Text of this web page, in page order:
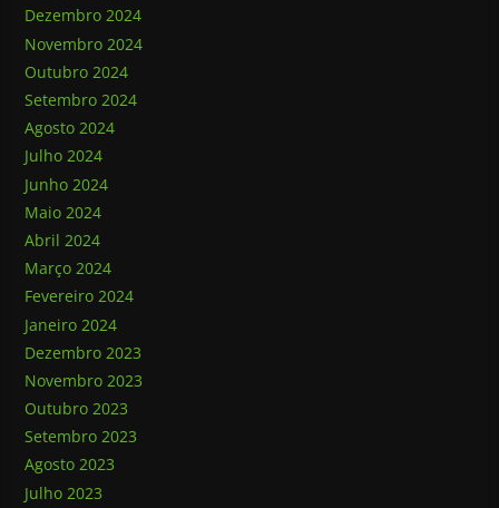
Dezembro 2024
Novembro 2024
Outubro 2024
Setembro 2024
Agosto 2024
Julho 2024
Junho 2024
Maio 2024
Abril 2024
Março 2024
Fevereiro 2024
Janeiro 2024
Dezembro 2023
Novembro 2023
Outubro 2023
Setembro 2023
Agosto 2023
Julho 2023